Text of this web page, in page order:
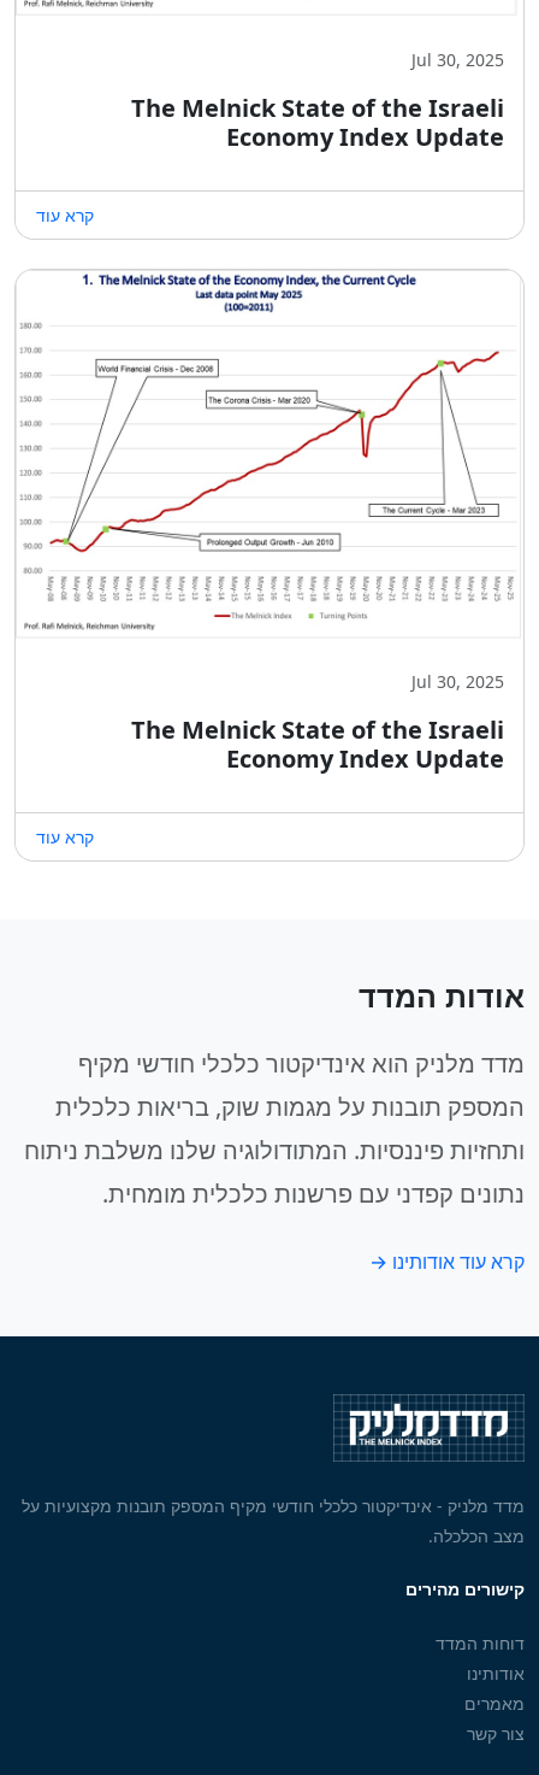
Jul 30, 2025
The Melnick State of the Israeli
Economy Index Update
קרא עוד
Jul 30, 2025
The Melnick State of the Israeli
Economy Index Update
קרא עוד
אודות המדד
מדד מלניק הוא אינדיקטור כלכלי חודשי מקיף
המספק תובנות על מגמות שוק, בריאות כלכלית
ותחזיות פיננסיות. המתודולוגיה שלנו משלבת ניתוח
נתונים קפדני עם פרשנות כלכלית מומחית.
קרא עוד אודותינו →
מדד מלניק - אינדיקטור כלכלי חודשי מקיף המספק תובנות מקצועיות על
מצב הכלכלה.
קישורים מהירים
דוחות המדד
אודותינו
מאמרים
צור קשר